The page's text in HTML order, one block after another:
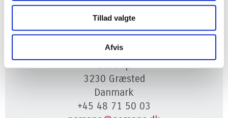
Tillad valgte
Afvis
Persano Group
Skaaremosevej 11 - 14
Blistrup
3230 Græsted
Danmark
+45 48 71 50 03